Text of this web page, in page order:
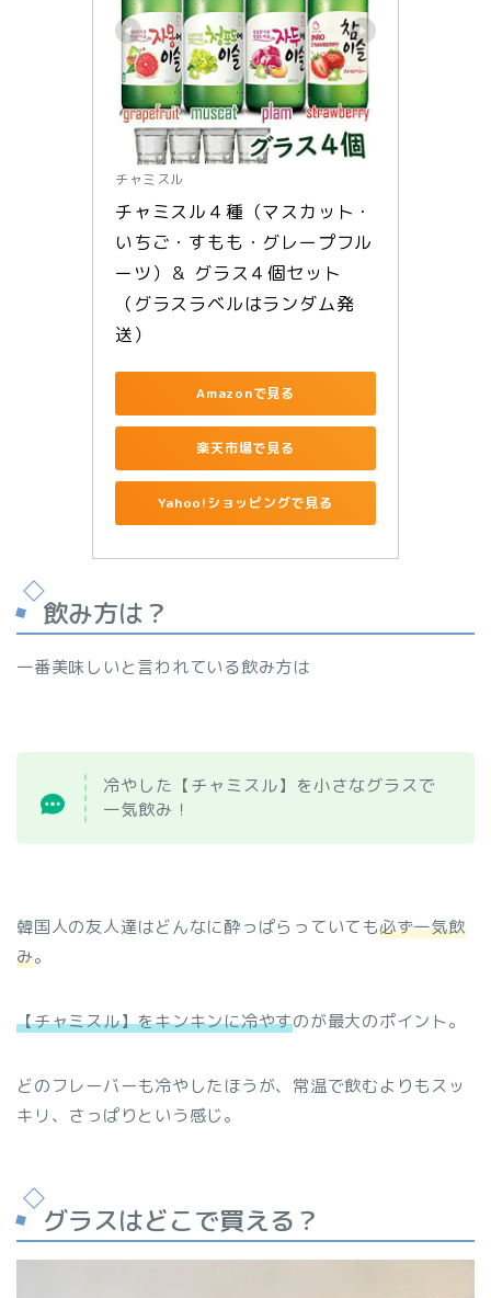
チャミスル
チャミスル４種（マスカット・
いちご・すもも・グレープフル
ーツ）＆ グラス４個セット
（グラスラベルはランダム発
送）
Amazonで見る
楽天市場で見る
Yahoo!ショッピングで見る
飲み方は？
一番美味しいと言われている飲み方は
冷やした【チャミスル】を小さなグラスで
一気飲み！
韓国人の友人達はどんなに酔っぱらっていても必ず一気飲
み。
【チャミスル】をキンキンに冷やすのが最大のポイント。
どのフレーバーも冷やしたほうが、常温で飲むよりもスッ
キリ、さっぱりという感じ。
グラスはどこで買える？